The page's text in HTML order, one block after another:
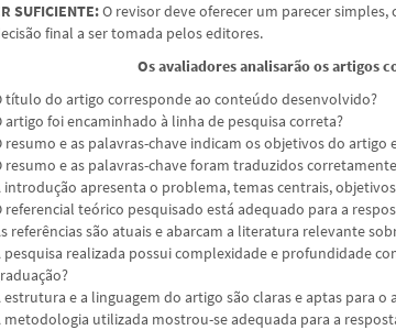
SUFICIENTE:O revisor deve oferecer um parecer
final a ser tomada pelos editores.
Os avaliadores analisarão os artigos
título do artigo corresponde ao conteúdo desenvolvido?
artigo foi encaminhado à linha de pesquisa correta?
resumo e as palavras-chave indicam os objetivos do artigo
resumo e as palavras-chave foram traduzidos
introdução apresenta o problema, temas centrais,
referencial teórico pesquisado está adequado para a
referências são atuais e abarcam a literatura relevante
pesquisa realizada possui complexidade e profundidade
estrutura e a linguagem do artigo são claras e aptas para o
metodologia utilizada mostrou-se adequada para a